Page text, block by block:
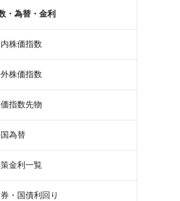
・為替・金利
株価指数
株価指数
指数先物
為替
金利一覧
・国債利回り